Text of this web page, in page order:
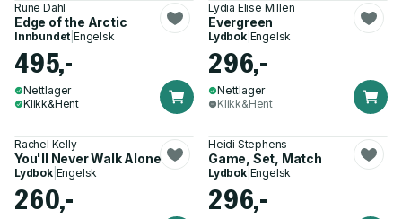
Rune Dahl
Edge of the Arctic
Innbundet |Engelsk
495,-
Nettlager
Klikk&Hent
Lydia Elise Millen
Evergreen
Lydbok| Engelsk
296,-
Nettlager
Klikk&Hent
Rachel Kelly
You'll Never Walk Alone
Lydbok| Engelsk
260,-
Heidi Stephens
Game, Set, Match
Lydbok| Engelsk
296,-